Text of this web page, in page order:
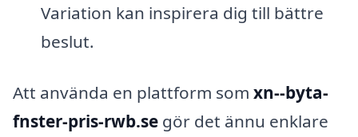
Variation kan inspirera dig till bättre
beslut.
Att använda en plattform som xn--byta-
fnster-pris-rwb.se gör det ännu enklare